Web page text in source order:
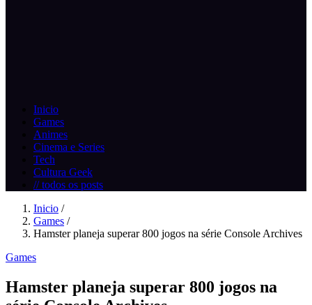
Inicio
Games
Animes
Cinema e Series
Tech
Cultura Geek
// todos os posts
Inicio /
Games /
Hamster planeja superar 800 jogos na série Console Archives
Games
Hamster planeja superar 800 jogos na